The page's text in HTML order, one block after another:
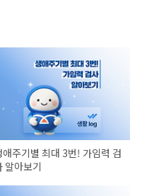
애주기별 최대 3번! 가임력 검
알아보기